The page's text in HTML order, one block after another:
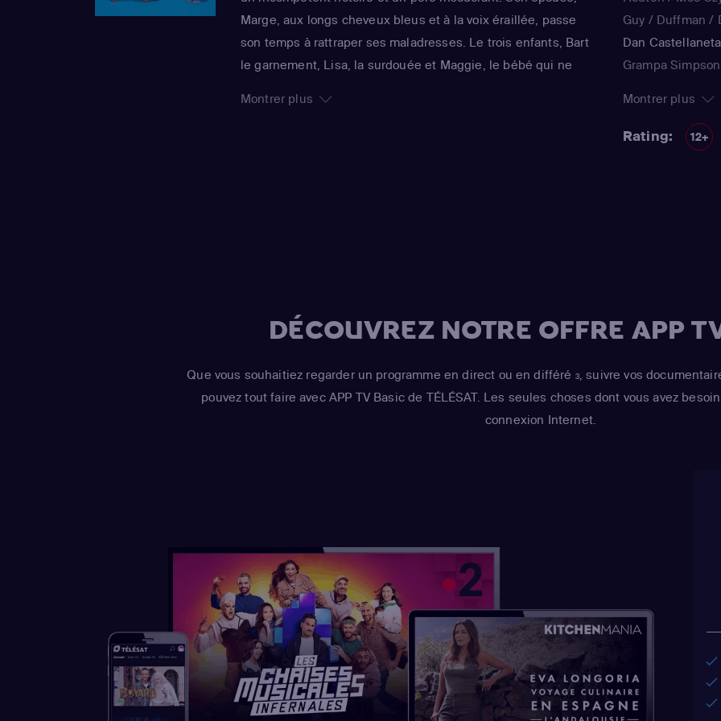
Marge, aux longs cheveux bleus et à la voix éraillée, passe
son temps à rattraper ses maladresses. Le trois enfants, Bart
le garnement, Lisa, la surdouée et Maggie, le bébé qui ne
foyer. La série impertinente de Matt Groening, qui a déjà fêté
Montrer plus
Guy / Duffman /
Dan Castellaneta
Grampa
Simpson / Patty
Nancy Cartwright
Kearney
Risotto / Kirk
Maximilian von
Castellaneta
(Bart
Chalmers / Moe
Book Guy)
Dan
(Homer
/ Barney
/ Sideshow Mel
Montrer plus
Rating: 12+
DÉCOUVREZ NOTRE OFFRE APP
Que vous souhaitiez regarder un programme en direct ou en différé 3, suivre vos
pouvez tout faire avec APP TV Basic de TÉLÉSAT. Les seules choses dont vous avez
connexion Internet.